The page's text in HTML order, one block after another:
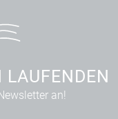
LAUFENDEN
an!